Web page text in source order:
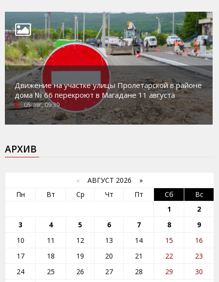
Движение на участке улицы Пролетарской в районе
дома № 66 перекроют в Магадане 11 августа
05-авг, 09:39
АРХИВ
« АВГУСТ 2026 »
Пн
Вт Ср Чт Пт Сб
Вс
1
2
3
4 5 6 7 8
9
10
11 12 13 14 15
16
17
18 19 20 21 22
23
24
25 26 27 28 29
30